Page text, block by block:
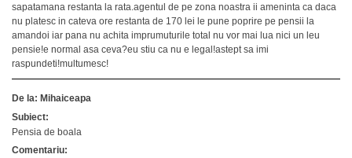
sapatamana restanta la rata.agentul de pe zona noastra ii ameninta ca daca
nu platesc in cateva ore restanta de 170 lei le pune poprire pe pensii la
amandoi iar pana nu achita imprumuturile total nu vor mai lua nici un leu
pensie!e normal asa ceva?eu stiu ca nu e legal!astept sa imi
raspundeti!multumesc!
De la: Mihaiceapa
Subiect:
Pensia de boala
Comentariu: